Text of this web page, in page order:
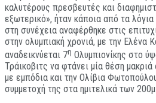
καλυτέρους πρεσβευτές και
εξωτερικό», ήταν κάποια από τα
στη συνέχεια αναφέρθηκε στις
στην ολυμπιακή χρονιά, με την Ελένα
αναδεικνύεται 7η Ολυμπιονίκης στο
Τράικοβιτς να φτάνει μία θέση
με εμπόδια και την Ολίβια
συμμετοχή της στα ημιτελικά των 200μ.